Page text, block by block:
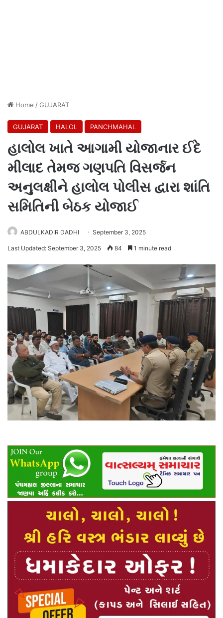
Home /GUJARAT
GUJARAT HALOL PANCHMAHAL
હાલોલ ખાતે આગામી યોજાનાર ઈદે
મીલાદ તેમજ ગણપતિ વિસર્જન
અનુલક્ષીને હાલોલ પોલીસ દ્વારા શાંતિ
સમિતિની બેઠક યોજાઈ
ABDULKADIR DADHI September 3, 2025
Last Updated: September 3, 2025 84 1 minute read